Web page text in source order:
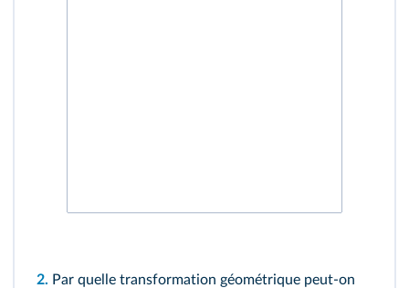
2. Par quelle transformation géométrique peut-on